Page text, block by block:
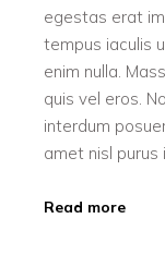
egestas erat
tempus iaculis
enim nulla.
quis vel eros.
interdum
amet nisl purus
Read more